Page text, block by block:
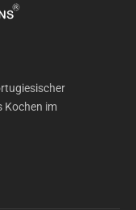
Kochen im